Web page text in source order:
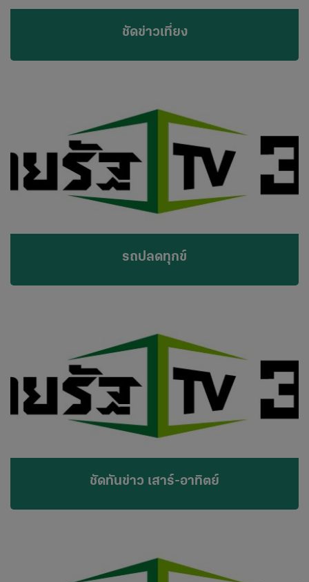
ชัดข่าวเที่ยง
รถปลดทุกข์
ชัดทันข่าว เสาร์-อาทิตย์